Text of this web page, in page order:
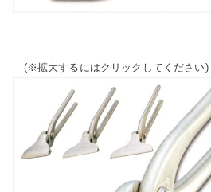
(※拡大するにはクリックしてください)